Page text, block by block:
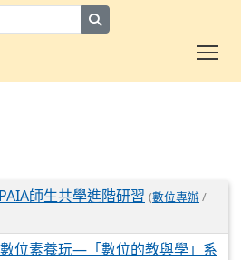
師生共學進階研習 (數位專辦/
位素養玩—「數位的教與學」系